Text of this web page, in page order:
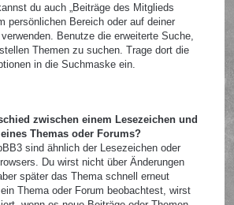
du auch „Beiträge des Mitglieds
persönlichen Bereich oder auf deiner
Benutze die erweiterte Suche,
Themen zu suchen. Trage dort die
in die Suchmaske ein.
zwischen einem Lesezeichen und
Themas oder Forums?
sind ähnlich der Lesezeichen oder
Du wirst nicht über Änderungen
später das Thema schnell erneut
Thema oder Forum beobachtest, wirst